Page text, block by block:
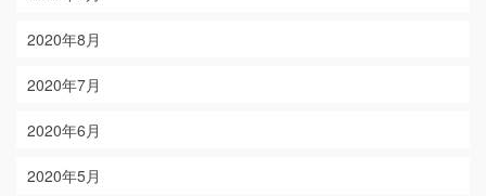
2020年8月
2020年7月
2020年6月
2020年5月